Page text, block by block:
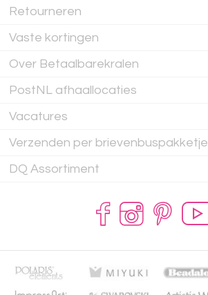
Retourneren
Vaste kortingen
Over Betaalbarekralen
PostNL afhaallocaties
Vacatures
Verzenden per brievenbuspakketje
DQ Assortiment